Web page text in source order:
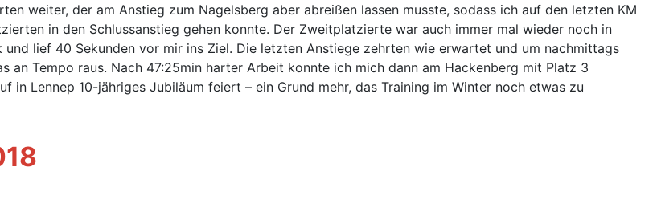
weiter, der am Anstieg zum Nagelsberg aber abreißen lassen musste, sodass ich auf den letzten KM
in den Schlussanstieg gehen konnte. Der Zweitplatzierte war auch immer mal wieder noch in
lief 40 Sekunden vor mir ins Ziel. Die letzten Anstiege zehrten wie erwartet und um nachmittags
an Tempo raus. Nach 47:25min harter Arbeit konnte ich mich dann am Hackenberg mit Platz 3
in Lennep 10-jähriges Jubiläum feiert – ein Grund mehr, das Training im Winter noch etwas zu